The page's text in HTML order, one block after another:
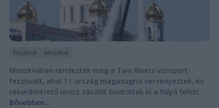
Fesztivál Moszkva
Moszkvában rendezték meg a Two Rivers vízisport-
fesztivált, ahol 11 ország magasugrói versenyeztek, és
rekordméretű orosz zászlót bontottak ki a folyó felett.
Bővebben...